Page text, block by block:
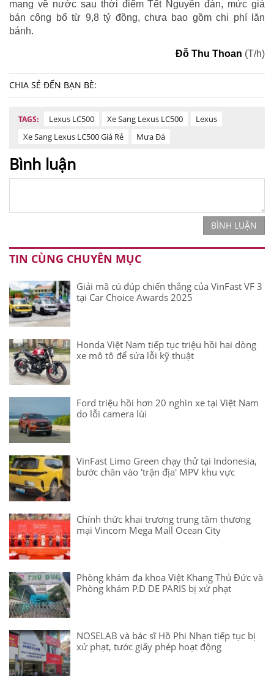
mang về nước sau thời điểm Tết Nguyên đán, mức giá
bán công bố từ 9,8 tỷ đồng, chưa bao gồm chi phí lăn
bánh.
Đỗ Thu Thoan (T/h)
CHIA SẺ ĐẾN BẠN BÈ:
TAGS: Lexus LC500 Xe Sang Lexus LC500
Lexus
Xe Sang Lexus LC500 Giá Rẻ
Mưa Đá
Bình luận
BÌNH LUẬN
TIN CÙNG CHUYÊN MỤC
Giải mã cú đúp chiến thắng của VinFast VF 3
tại Car Choice Awards 2025
Honda Việt Nam tiếp tục triệu hồi hai dòng
xe mô tô để sửa lỗi kỹ thuật
Ford triệu hồi hơn 20 nghìn xe tại Việt Nam
do lỗi camera lùi
VinFast Limo Green chạy thử tại Indonesia,
bước chân vào 'trận địa' MPV khu vực
Chính thức khai trương trung tâm thương
mại Vincom Mega Mall Ocean City
Phòng khám đa khoa Việt Khang Thủ Đức và
Phòng khám P.D DE PARIS bị xử phạt
NOSELAB và bác sĩ Hồ Phi Nhạn tiếp tục bị
xử phạt, tước giấy phép hoạt động